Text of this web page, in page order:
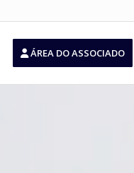
ÁREA DO ASSOCIADO